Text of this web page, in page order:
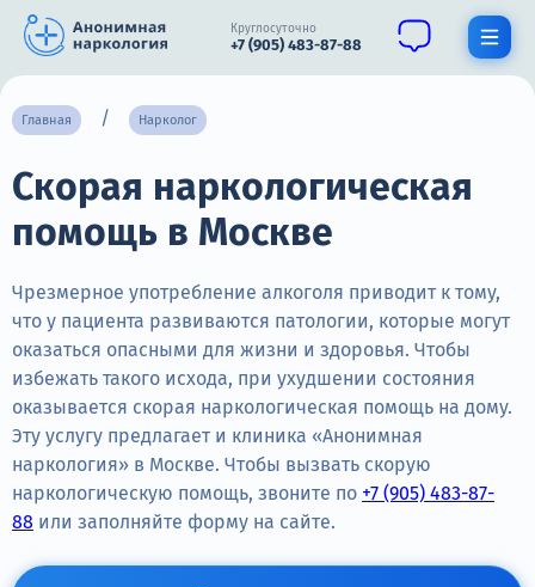
Круглосуточно
+7 (905) 483-87-88
О нас
Наркомания
Нарколог
Стационар
Психиатрия
Цены
Главная Нарколог
Скорая наркологическая
помощь в Москве
Чрезмерное употребление алкоголя приводит к тому,
что у пациента развиваются патологии, которые могут
оказаться опасными для жизни и здоровья. Чтобы
избежать такого исхода, при ухудшении состояния
оказывается скорая наркологическая помощь на дому.
Эту услугу предлагает и клиника «Анонимная
наркология» в Москве. Чтобы вызвать скорую
наркологическую помощь, звоните по +7 (905) 483-87-
88 или заполняйте форму на сайте.